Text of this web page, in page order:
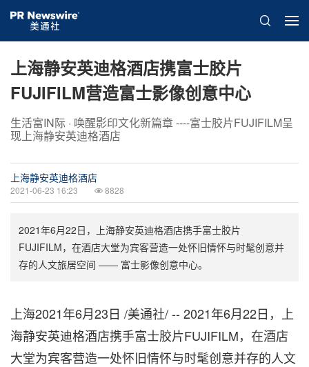
上海静安英迪格酒店携富士胶片
FUJIFILM营造富士影像创意中心
生活富IN际 · 唤醒影印文化新篇章 ----富士胶片FUJIFILM呈
现上海静安英迪格酒店
上海静安英迪格酒店
2021-06-23 16:23 8828
2021年6月22日，上海静安英迪格酒店携手富士胶片
FUJIFILM，在酒店大堂为宾客营造一处怀旧情怀与时髦创意并
存的人文旅居空间 —— 富士影像创意中心。
上海2021年6月23日 /美通社/ -- 2021年6月22日，上
海静安英迪格酒店携手富士胶片FUJIFILM，在酒店
大堂为宾客营造一处怀旧情怀与时髦创意并存的人文